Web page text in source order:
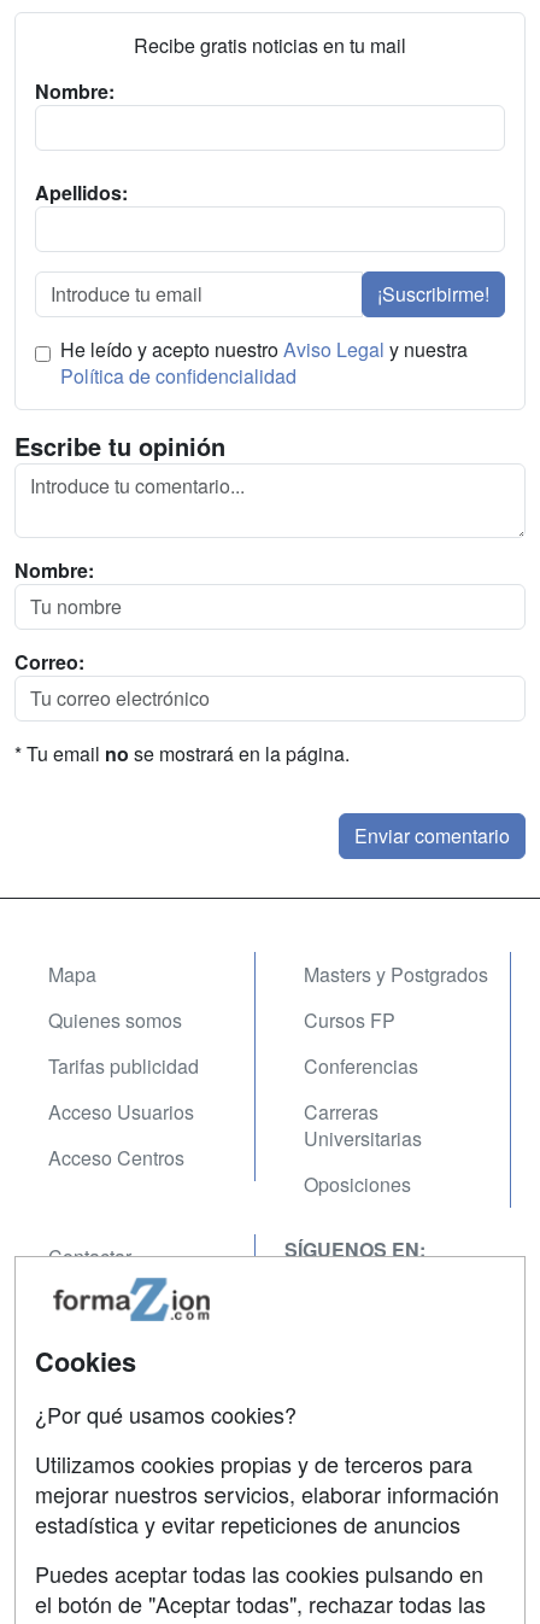
Recibe gratis noticias en tu mail
Nombre:
Apellidos:
¡Suscribirme!
He leído y acepto nuestroAviso Legal y nuestra
Política de confidencialidad
Escribe tu opinión
Nombre:
Correo:
* Tu email no se mostrará en la página.
Mapa
Quienes somos
Tarifas publicidad
Acceso Usuarios
Acceso Centros
Masters y Postgrados
Cursos FP
Conferencias
Carreras
Universitarias
Oposiciones
Contactar
Confidencialidad
Aviso legal
SÍGUENOS EN:
Grupo formazion:
Cookies
¿Por qué usamos cookies?
Utilizamos cookies propias y de terceros para
mejorar nuestros servicios, elaborar información
estadística y evitar repeticiones de anuncios
Puedes aceptar todas las cookies pulsando en
el botón de "Aceptar todas", rechazar todas las